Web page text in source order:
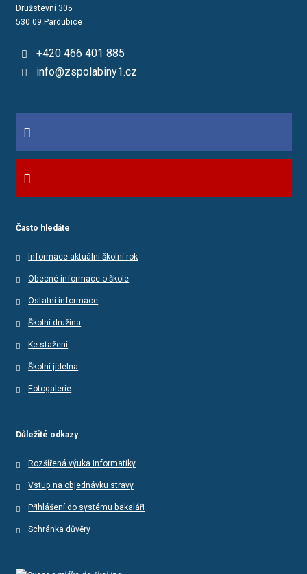
Družstevní 305
530 09 Pardubice
+420 466 401 885
info@zspolabiny1.cz
Často hledáte
Informace aktuální školní rok
Obecné informace o škole
Ostatní informace
Školní družina
Ke stažení
Školní jídelna
Fotogalerie
Důležité odkazy
Rozšířená výuka informatiky
Vstup na objednávku stravy
Přihlášení do systému bakaláři
Schránka důvěry